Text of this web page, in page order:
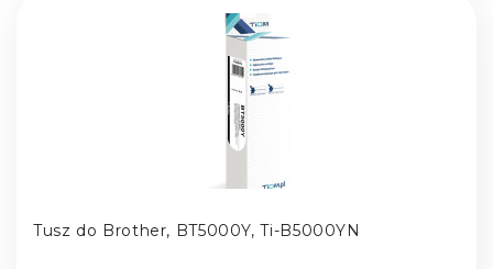
Tusz do Brother, BT5000Y, Ti-B5000YN